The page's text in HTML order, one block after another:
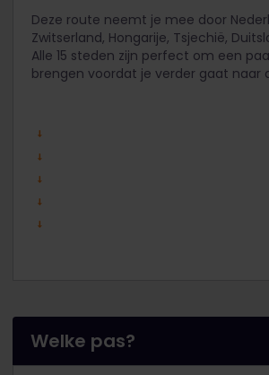
Deze route neemt je mee door
Zwitserland, Hongarije, Tsjechië,
Alle 15 steden zijn perfect om een
brengen voordat je verder gaat naar
Welke pas?